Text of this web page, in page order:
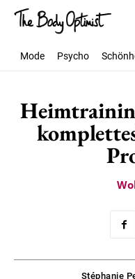
Mode Psycho
Stéphanie